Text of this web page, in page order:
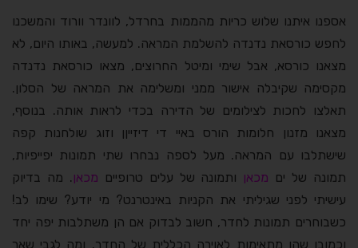
אספנו איתנו שלוש כריות מהממות בחרדל, לוונדר וורוד והמשכנו
לחפש כורסאת נדנדה להשלמת המראה. למעשה, באותו היום, לא
מצאנו כורסא, אבל שימי ומיטל החרוצים, מצאו כורסאת נדנדה
מקסימה שקיבלה אישור ממני ומשלימה את המראה של הסלון.
תאלצו לחכות לצילומים של הדירה בכדי לראות אותה. בנוסף,
מצאנו מזנון חלומות הורס באיי די דיזייןן וזוג שולחנות קפה
שישתלבו עם המראה. מעל לספה נבחרו שתי תמונות יפייפיות,
תמונה של ים מכאן ותמונה של עלים טרופיים מכאן . מה בדיוק
עישיתי לפני שגיליתי את הקניות באינטרנט? מי יודע? שימו לב!
כשבוחרים תמונות לחדר, חשוב לבדוק אם הן משתלבות יפה יחד
וכמובן שהן מתאימות לאוירה הכללית של החדר. ומה לגבי שאר